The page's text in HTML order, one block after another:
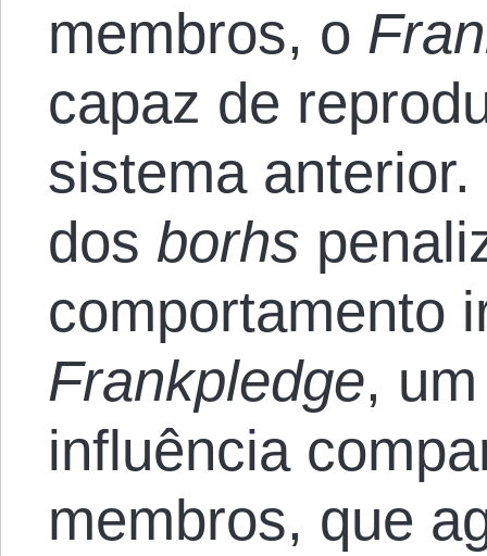
membros, o
capaz de
sistema
dos borhs
comportamento
Frankpledge,
influência
membros, que